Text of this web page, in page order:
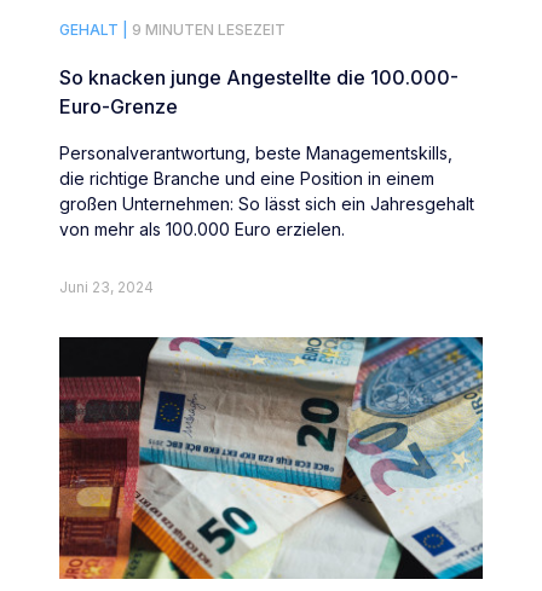
GEHALT | 9 MINUTEN LESEZEIT
So knacken junge Angestellte die 100.000-
Euro-Grenze
Personalverantwortung, beste Managementskills,
die richtige Branche und eine Position in einem
großen Unternehmen: So lässt sich ein Jahresgehalt
von mehr als 100.000 Euro erzielen.
Juni 23, 2024